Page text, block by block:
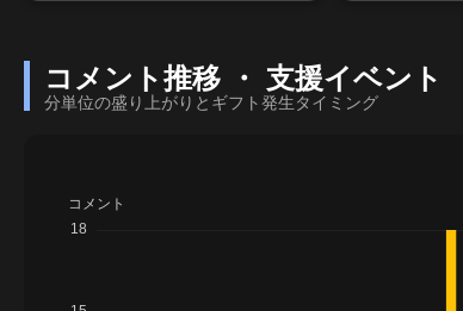
コメント推移 ・ 支援イベント
分単位の盛り上がりとギフト発生タイミング